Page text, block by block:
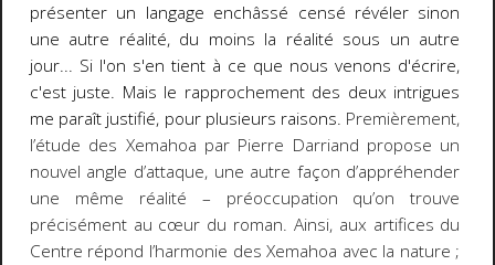
présenter un langage enchâssé censé révéler sinon
une autre réalité, du moins la réalité sous un autre
jour... Si l'on s'en tient à ce que nous venons d'écrire,
c'est juste. Mais le rapprochement des deux intrigues
me paraît justifié, pour plusieurs raisons. Premièrement,
l’étude des Xemahoa par Pierre Darriand propose un
nouvel angle d’attaque, une autre façon d’appréhender
une même réalité – préoccupation qu’on trouve
précisément au cœur du roman. Ainsi, aux artifices du
Centre répond l’harmonie des Xemahoa avec la nature ;